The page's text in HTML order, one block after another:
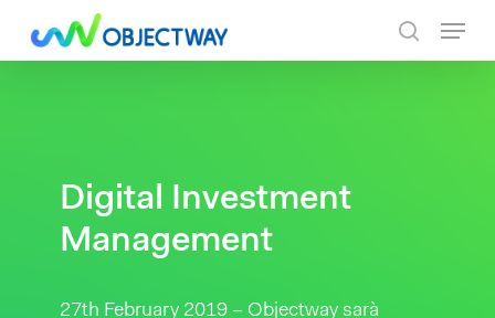
Digital Investment
Management
27th February 2019 – Objectway sarà